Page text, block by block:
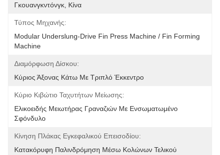
Γκουανγκντόνγκ, Κίνα
Τύπος Μηχανής:
Modular Underslung-Drive Fin Press Machine / Fin Forming
Machine
Διαμόρφωση Δίσκου:
Κύριος Άξονας Κάτω Με Τριπλό Έκκεντρο
Κύριο Κιβώτιο Ταχυτήτων Μείωσης:
Ελικοειδής Μειωτήρας Γραναζιών Με Ενσωματωμένο
Σφόνδυλο
Κίνηση Πλάκας Εγκεφαλικού Επεισοδίου:
Κατακόρυφη Παλινδρόμηση Μέσω Κολώνων Τελικού